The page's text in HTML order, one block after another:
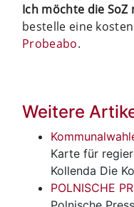
Ich möchte die
bestelle eine
Probeabo.
Weitere
Karte für
Kollenda Die
POLNISCHE